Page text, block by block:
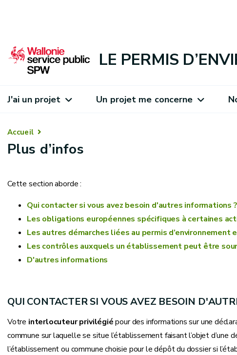
LE PERMIS
J'ai un projet Un projet me concerne
Accueil
Plus d’infos
Cette section aborde :
Qui contacter si vous avez besoin d'autres informations ?
Les obligations européennes spécifiques à certaines
Les autres démarches liées au permis d’environnement
Les contrôles auxquels un établissement peut être
D'autres informations
QUI CONTACTER SI VOUS AVEZ BESOIN
Votre interlocuteur privilégiépour des informations sur une
commune sur laquelle se situe l’établissement faisant l’objet d’une
l’établissement ou commune choisie pour le dépôt du dossier si